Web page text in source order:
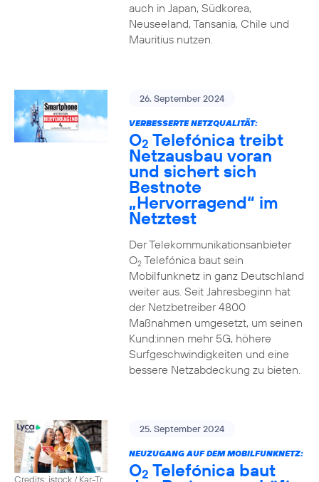
auch in Japan, Südkorea,
Neuseeland, Tansania, Chile und
Mauritius nutzen.
26. September 2024
VERBESSERTE NETZQUALITÄT:
O2 Telefónica treibt
Netzausbau voran
und sichert sich
Bestnote
„Hervorragend“ im
Netztest
Der Telekommunikationsanbieter
O2Telefónica baut sein
Mobilfunknetz in ganz Deutschland
weiter aus. Seit Jahresbeginn hat
der Netzbetreiber 4800
Maßnahmen umgesetzt, um seinen
Kund:innen mehr 5G, höhere
Surfgeschwindigkeiten und eine
bessere Netzabdeckung zu bieten.
Credits: istock / Kar-Tr
25. September 2024
NEUZUGANG AUF DEM MOBILFUNKNETZ:
O2 Telefónica baut